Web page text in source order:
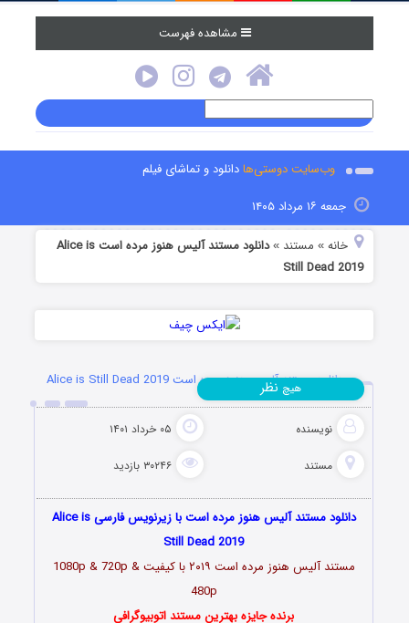
مشاهده فهرست
وب‌سایت دوستی‌هادانلود و تماشای فیلم
جمعه ۱۶ مرداد ۱۴۰۵
خانه » مستند »
دانلود مستند آلیس هنوز مرده است Alice is
Still Dead 2019
دانلود مستند آلیس هنوز مرده است Alice is Still Dead 2019
نویسنده ۰۵ خرداد ۱۴۰۱
مستند ۳۰۲۴۶ بازدید
هیچ نظر
دانلود مستند آلیس هنوز مرده است با زیرنویس فارسی Alice is
Still Dead 2019
مستندآلیس هنوز مرده است ۲۰۱۹
با کیفیت 1080p & 720p &
480p
برنده جایزه بهترین مستند اتوبیوگرافی